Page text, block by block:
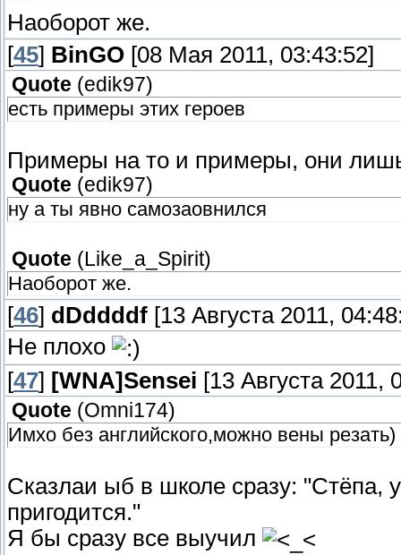
Наоборот же.
[45] BinGO [08 Мая 2011, 03:43:52]
Quote (edik97)
есть примеры этих героев
Примеры на то и примеры, они
Quote (edik97)
ну а ты явно самозаовнился
Quote ( Like_a_Spirit)
Наоборот же.
[46] dDddddf [13 Августа 2011,
Не плохо
[47] [WNA]Sensei [13 Августа 2011,
Quote (Omni174)
Имхо без английского,можно вены резать)
Сказлаи ыб в школе сразу: "Стёпа,
пригодится."
Я бы сразу все выучил